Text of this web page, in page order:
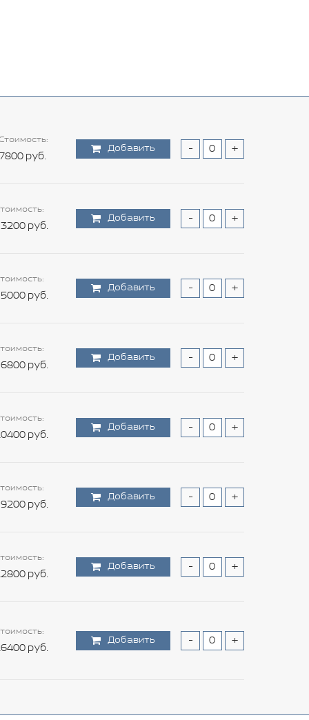
руб.
Добавить - +
руб.
Добавить - +
руб.
Добавить - +
руб.
Добавить - +
руб.
Добавить - +
руб.
Добавить - +
руб.
Добавить - +
руб.
Добавить - +